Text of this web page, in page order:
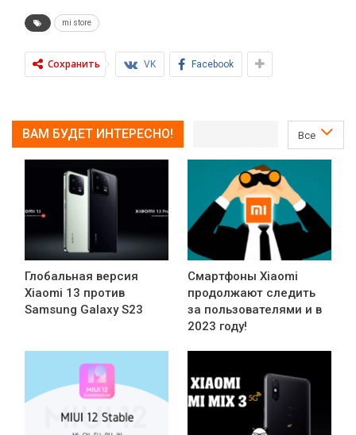
mi store
Сохранить VK Facebook
Все
ВАМ БУДЕТ ИНТЕРЕСНО!
Глобальная версия
Xiaomi 13 против
Samsung Galaxy S23
Смартфоны Xiaomi
продолжают следить
за пользователями и в
2023 году!